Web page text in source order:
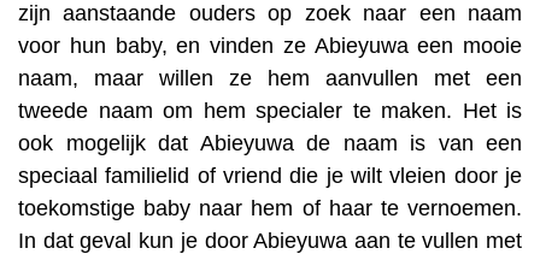
zijn aanstaande ouders op zoek naar een naam
voor hun baby, en vinden ze Abieyuwa een mooie
naam, maar willen ze hem aanvullen met een
tweede naam om hem specialer te maken. Het is
ook mogelijk dat Abieyuwa de naam is van een
speciaal familielid of vriend die je wilt vleien door je
toekomstige baby naar hem of haar te vernoemen.
In dat geval kun je door Abieyuwa aan te vullen met